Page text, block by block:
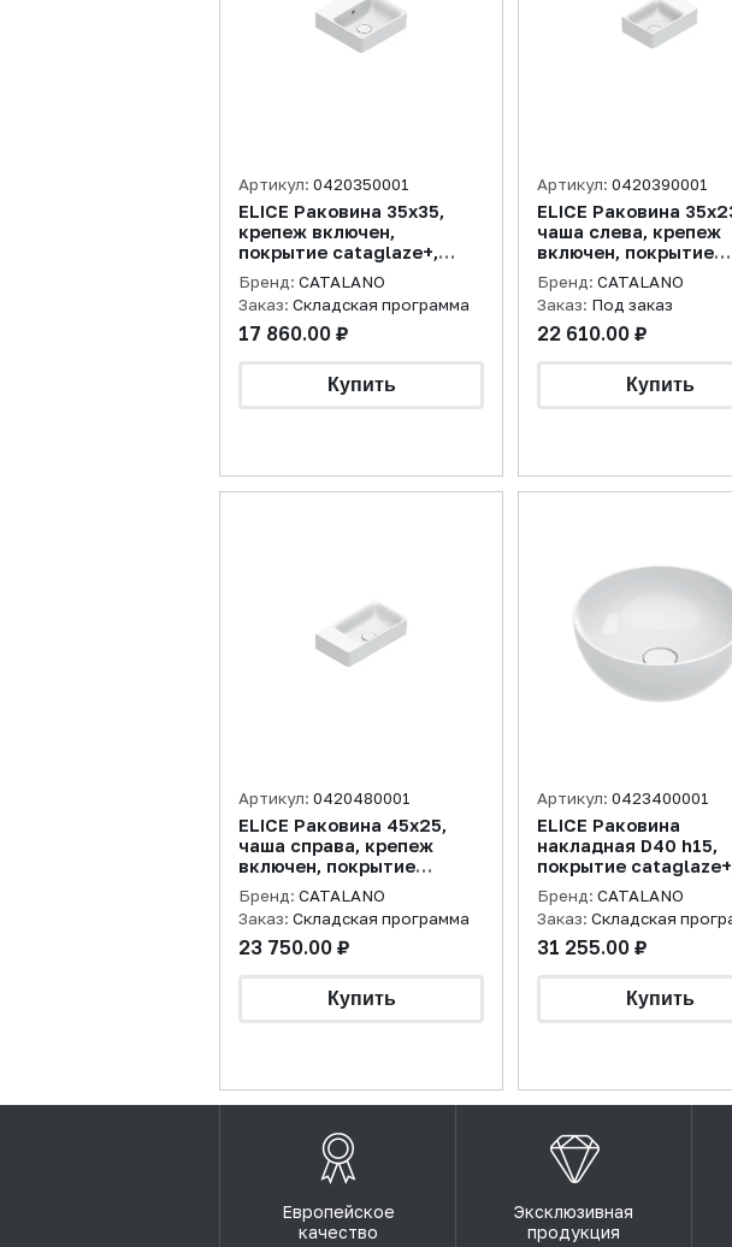
Артикул: 0420350001
ELICE Раковина 35x35,
крепеж включен,
покрытие cataglaze+,
белая
Бренд: CATALANO
Заказ: Складская программа
17 860.00 ₽
Артикул: 0420390001
ELICE Раковина
чаша слева, крепеж
включен, покрытие
cataglaze+, белая
Бренд: CATALANO
Заказ: Под заказ
22 610.00 ₽
Артикул: 0420480001
ELICE Раковина 45x25,
чаша справа, крепеж
включен, покрытие
cataglaze+, белая
Бренд: CATALANO
Заказ: Складская программа
23 750.00 ₽
Артикул: 0423400001
ELICE Раковина
накладная D40 h15,
покрытие
белая
Бренд: CATALANO
Заказ: Складская
31 255.00 ₽
Европейское
качество
Эксклюзивная
продукция